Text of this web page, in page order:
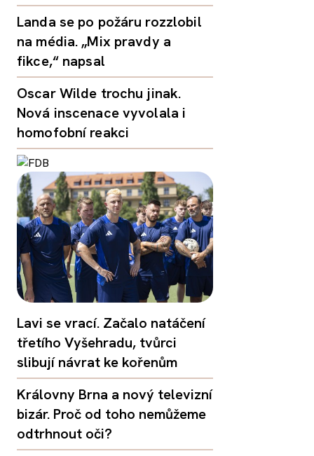
Landa se po požáru rozzlobil
na média. „Mix pravdy a
fikce,“ napsal
Oscar Wilde trochu jinak.
Nová inscenace vyvolala i
homofobní reakci
Lavi se vrací. Začalo natáčení
třetího Vyšehradu, tvůrci
slibují návrat ke kořenům
Královny Brna a nový televizní
bizár. Proč od toho nemůžeme
odtrhnout oči?